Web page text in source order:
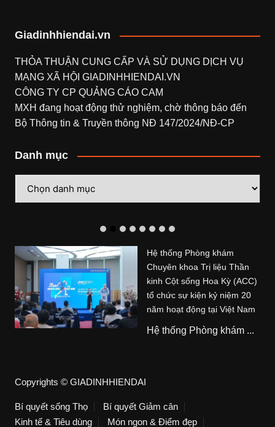
Giadinhhiendai.vn
THỎA THUẬN CUNG CẤP VÀ SỬ DỤNG DỊCH VỤ
MẠNG XÃ HỘI GIADINHHIENDAI.VN
CÔNG TY CP QUẢNG CÁO CAM
MXH đang hoạt động thử nghiệm, chờ thông báo đến
Bộ Thông tin & Truyền thông NĐ 147/2024/NĐ-CP
Danh mục
mục
Hệ thống Phòng khám
Chuyên khoa Trị liệu Thần
kinh Cột sống Hoa Kỳ (ACC)
tổ chức sự kiện kỷ niệm 20
năm hoạt động tại Việt Nam
Hệ thống Phòng khám ...
Copyrights © GIADINHHIENDAI
Bí quyết sống Thọ
Bí quyết Giảm cân
Kinh tế & Tiêu dùng
Món ngon & Điểm đẹp